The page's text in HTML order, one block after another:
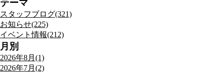
テーマ
スタッフブログ(321)
お知らせ(225)
イベント情報(212)
月別
2026年8月(1)
2026年7月(2)